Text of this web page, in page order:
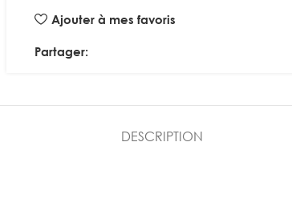
Ajouter à mes favoris
Partager:
DESCRIPTION